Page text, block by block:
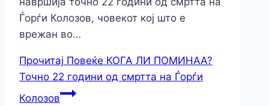
Ѓорѓи Колозов, човекот кој што е
врежан во…
Прочитај Повеќе КОГА ЛИ ПОМИНАА?
Точно 22 години од смртта на Ѓорѓи
Колозов